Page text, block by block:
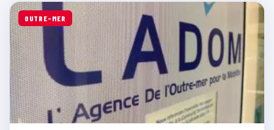
OUTRE-MER